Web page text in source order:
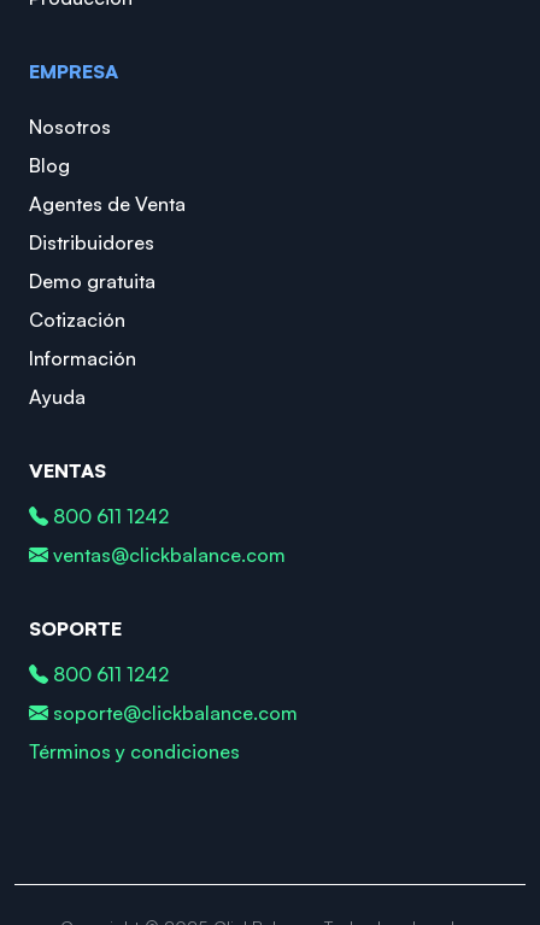
EMPRESA
Nosotros
Blog
Agentes de Venta
Distribuidores
Demo gratuita
Cotización
Información
Ayuda
VENTAS
800 611 1242
ventas@clickbalance.com
SOPORTE
800 611 1242
soporte@clickbalance.com
Términos y condiciones